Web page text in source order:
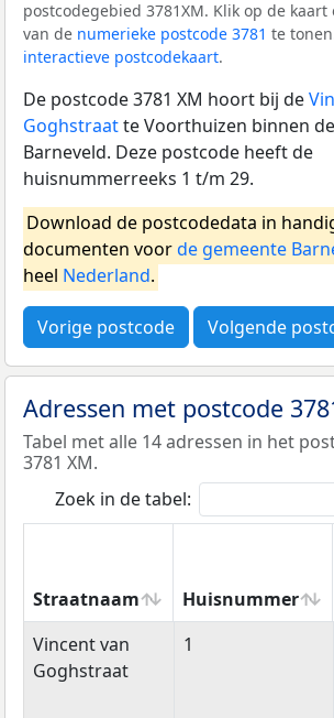
postcodegebied 3781XM. Klik op de
van de numerieke postcode 3781 te
interactieve postcodekaart.
De postcode 3781 XM hoort bij de
Goghstraatte Voorthuizen binnen
Barneveld. Deze postcode heeft de
huisnummerreeks 1 t/m 29.
Download de postcodedata in
documenten voorde gemeente
heel Nederland.
Vorige postcode Volgende
Adressen met postcode
Tabel met alle 14 adressen in het
3781 XM.
Zoek in de tabel:
Straatnaam Huisnummer
Straatnaam
Huisnummer
Vincent van
Goghstraat
1